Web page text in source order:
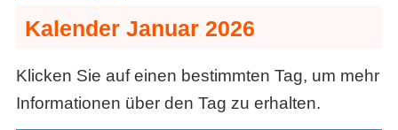
Kalender Januar 2026
Klicken Sie auf einen bestimmten Tag, um mehr
Informationen über den Tag zu erhalten.